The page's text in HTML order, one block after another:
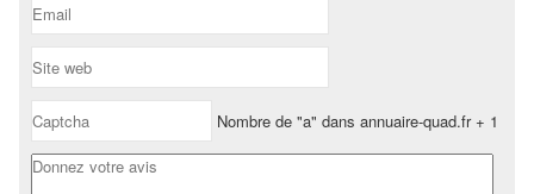
Nombre de "a" dans annuaire-quad.fr + 1